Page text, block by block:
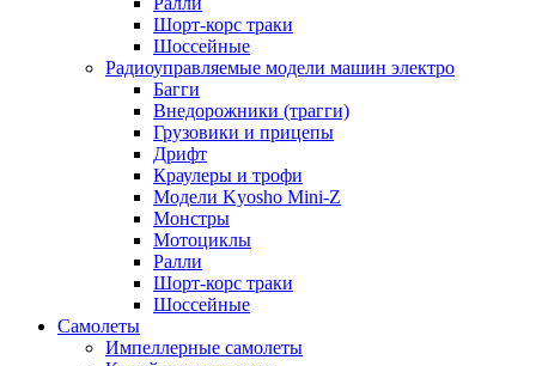
Шорт-корс траки
Шоссейные
Радиоуправляемые модели машин электро
Багги
Внедорожники (трагги)
Грузовики и прицепы
Дрифт
Краулеры и трофи
Модели Kyosho Mini-Z
Монстры
Мотоциклы
Ралли
Шорт-корс траки
Шоссейные
Самолеты
Импеллерные самолеты